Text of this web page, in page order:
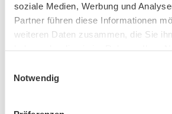
soziale Medien, Werbung und
Partner führen diese Informationen
weiteren Daten zusammen, die Sie
Notwendig
AKTUELLE ÄNDERUNGEN BEIM